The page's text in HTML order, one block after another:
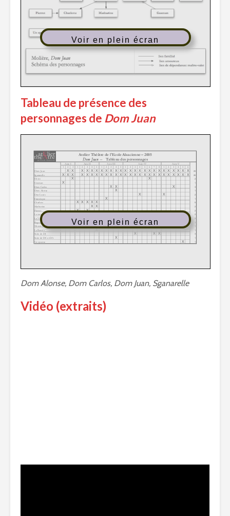
Voir en plein écran
Tableau de présence des
personnages de Dom Juan
Voir en plein écran
Dom Alonse, Dom Carlos, Dom Juan, Sganarelle
Vidéo (extraits)